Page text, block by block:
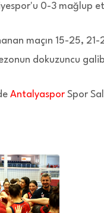
0-3 mağlup
maçın 15-25,
dokuzuncu
Antalyaspor Spor